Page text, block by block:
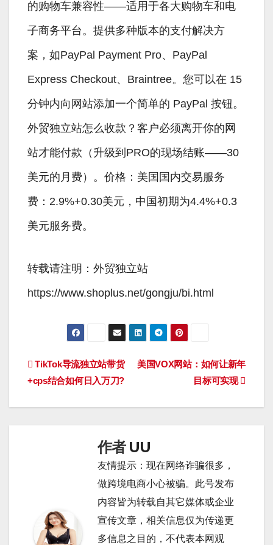
的购物车兼容性——适用于各大购物车和电
子商务平台。提供多种版本的支付解决方
案，如PayPal Payment Pro、PayPal
Express Checkout、Braintree。您可以在 15
分钟内向网站添加一个简单的 PayPal 按钮。
外贸独立站怎么收款？客户必须离开你的网
站才能付款（升级到PRO的现场结账——30
美元的月费）。价格：美国国内交易服务
费：2.9%+0.30美元，中国初期为4.4%+0.3
美元服务费。
转载请注明：外贸独立站
https://www.shoplus.net/gongju/bi.html
文
章
美国VOX网站：如何让新年
目标可实现
TikTok导流独立站带货
+cps结合如何日入万刀?
作者 UU
友情提示：现在网络诈骗很多，
做跨境电商小心被骗。此号发布
内容皆为转载自其它媒体或企业
宣传文章，相关信息仅为传递更
多信息之目的，不代表本网观